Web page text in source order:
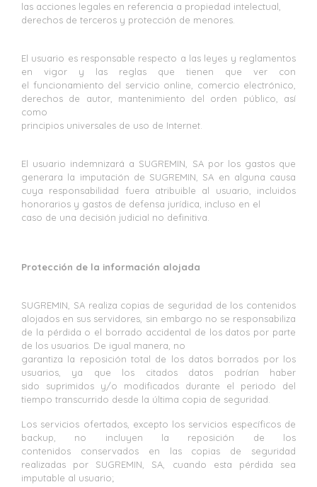
las acciones legales en referencia a propiedad intelectual,
derechos de terceros y protección de menores.
El usuario es responsable respecto a las leyes y reglamentos
en vigor y las reglas que tienen que ver con
el funcionamiento del servicio online, comercio electrónico,
derechos de autor, mantenimiento del orden público, así
como
principios universales de uso de Internet.
El usuario indemnizará a SUGREMIN, SA por los gastos que
generara la imputación de SUGREMIN, SA en alguna causa
cuya responsabilidad fuera atribuible al usuario, incluidos
honorarios y gastos de defensa jurídica, incluso en el
caso de una decisión judicial no definitiva.
Protección de la información alojada
SUGREMIN, SA realiza copias de seguridad de los contenidos
alojados en sus servidores, sin embargo no se responsabiliza
de la pérdida o el borrado accidental de los datos por parte
de los usuarios. De igual manera, no
garantiza la reposición total de los datos borrados por los
usuarios, ya que los citados datos podrían haber
sido suprimidos y/o modificados durante el periodo del
tiempo transcurrido desde la última copia de seguridad.
Los servicios ofertados, excepto los servicios específicos de
backup, no incluyen la reposición de los
contenidos conservados en las copias de seguridad
realizadas por SUGREMIN, SA, cuando esta pérdida sea
imputable al usuario;